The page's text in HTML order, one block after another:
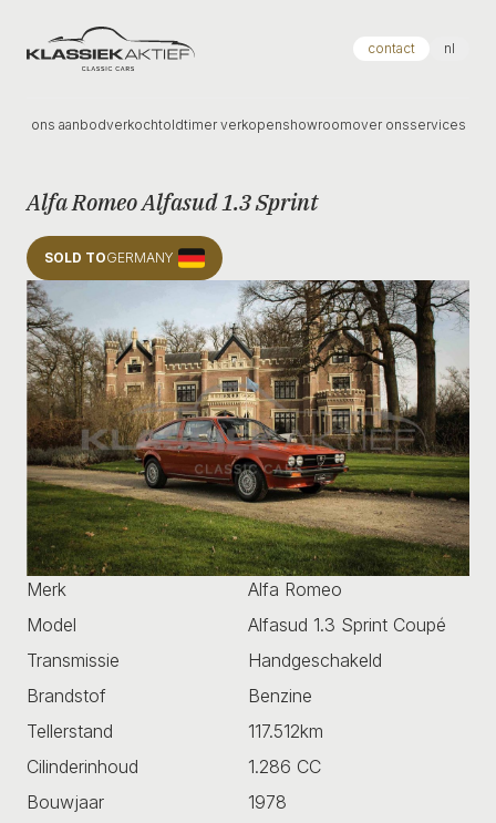
Klassiek Aktief contact nl
ons aanbodverkochtoldtimer verkopenshowroomover onsservices
Alfa Romeo Alfasud 1.3 Sprint
SOLD TOGERMANY
Merk
Alfa Romeo
Model
Alfasud 1.3 Sprint Coupé
Transmissie
Handgeschakeld
Brandstof
Benzine
Tellerstand
117.512km
Cilinderinhoud
1.286 CC
Bouwjaar
1978